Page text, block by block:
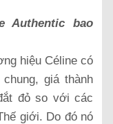
Authentic bao
hiệu Céline có
giá thành
đỏ so với các
giới. Do đó nó